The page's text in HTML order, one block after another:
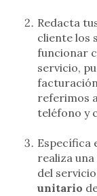
Redacta
cliente los
funcionar
servicio,
referimos
teléfono y
Específica
realiza una
del
unitario